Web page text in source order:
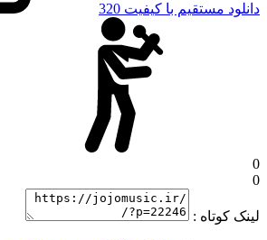
دانلود مستقیم با کیفیت 320
0
0
لینک کوتاه :